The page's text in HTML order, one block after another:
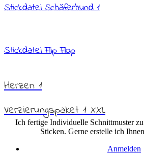
Stickdatei Schäferhund 1
Stickdatei Flip Flop
Herzen 1
Verzierungspaket 1 XXL
Ich fertige Individuelle Schnittmuster
Sticken. Gerne erstelle ich
Anmelden